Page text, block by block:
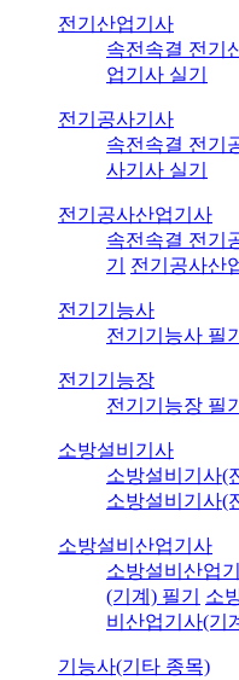
전기산업기사
속전속결 전기
업기사 실기
전기공사기사
속전속결 전기
사기사 실기
전기공사산업기사
속전속결 전기
기
전기공사산
전기기능사
전기기능사 필기
전기기능장
전기기능장 필기
소방설비기사
소방설비기사(
소방설비기사(
소방설비산업기사
소방설비산업
(기계) 필기
소
비산업기사(기
기능사(기타 종목)